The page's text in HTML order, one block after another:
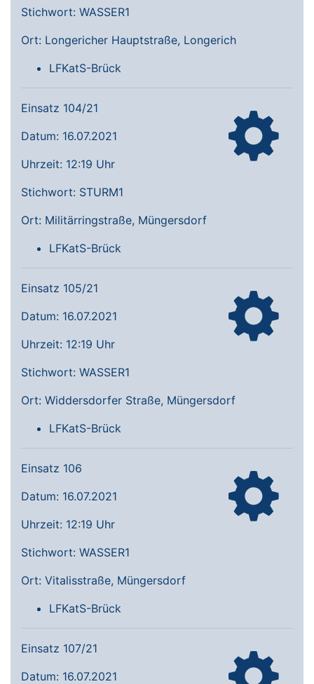
Stichwort: WASSER1
Ort: Longericher Hauptstraße, Longerich
LFKatS-Brück
Einsatz 104/21
Datum: 16.07.2021
Uhrzeit: 12:19 Uhr
Stichwort: STURM1
Ort: Militärringstraße, Müngersdorf
LFKatS-Brück
Einsatz 105/21
Datum: 16.07.2021
Uhrzeit: 12:19 Uhr
Stichwort: WASSER1
Ort: Widdersdorfer Straße, Müngersdorf
LFKatS-Brück
Einsatz 106
Datum: 16.07.2021
Uhrzeit: 12:19 Uhr
Stichwort: WASSER1
Ort: Vitalisstraße, Müngersdorf
LFKatS-Brück
Einsatz 107/21
Datum: 16.07.2021